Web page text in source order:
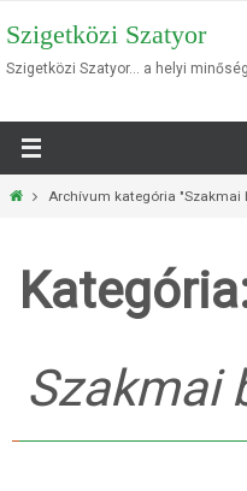
Szigetközi Szatyor
Szigetközi Szatyor… a helyi
Otthon
Archívum kategória "Szakmai
Szakmai